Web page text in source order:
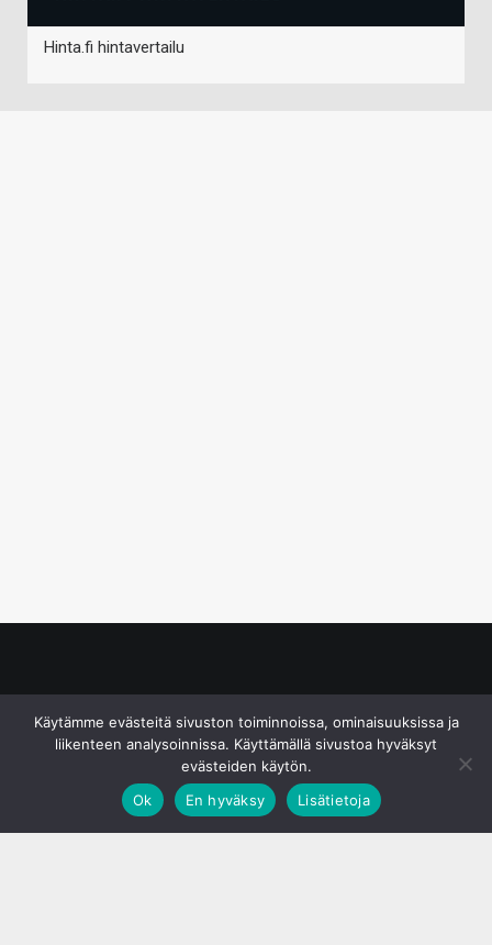
Hinta.fi hintavertailu
Käytämme evästeitä sivuston toiminnoissa, ominaisuuksissa ja
liikenteen analysoinnissa. Käyttämällä sivustoa hyväksyt
evästeiden käytön.
Ok
En hyväksy Lisätietoja